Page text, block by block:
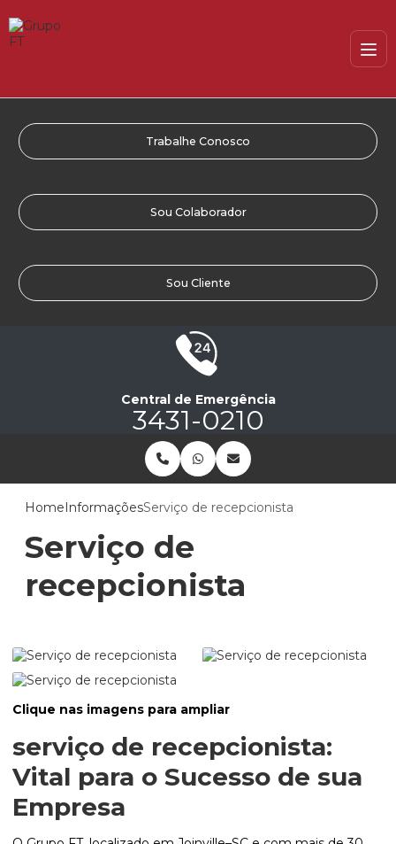
Trabalhe Conosco
Sou Colaborador
Sou Cliente
Central de Emergência
3431-0210
HomeInformaçõesServiço de recepcionista
Serviço de
recepcionista
Clique nas imagens para ampliar
serviço de recepcionista:
Vital para o Sucesso de sua
Empresa